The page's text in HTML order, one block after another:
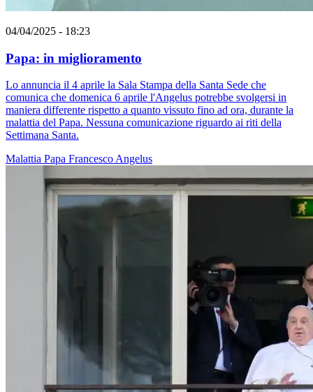
04/04/2025 - 18:23
Papa: in miglioramento
Lo annuncia il 4 aprile la Sala Stampa della Santa Sede che
comunica che domenica 6 aprile l'Angelus potrebbe svolgersi in
maniera differente rispetto a quanto vissuto fino ad ora, durante la
malattia del Papa. Nessuna comunicazione riguardo ai riti della
Settimana Santa.
Malattia Papa Francesco Angelus